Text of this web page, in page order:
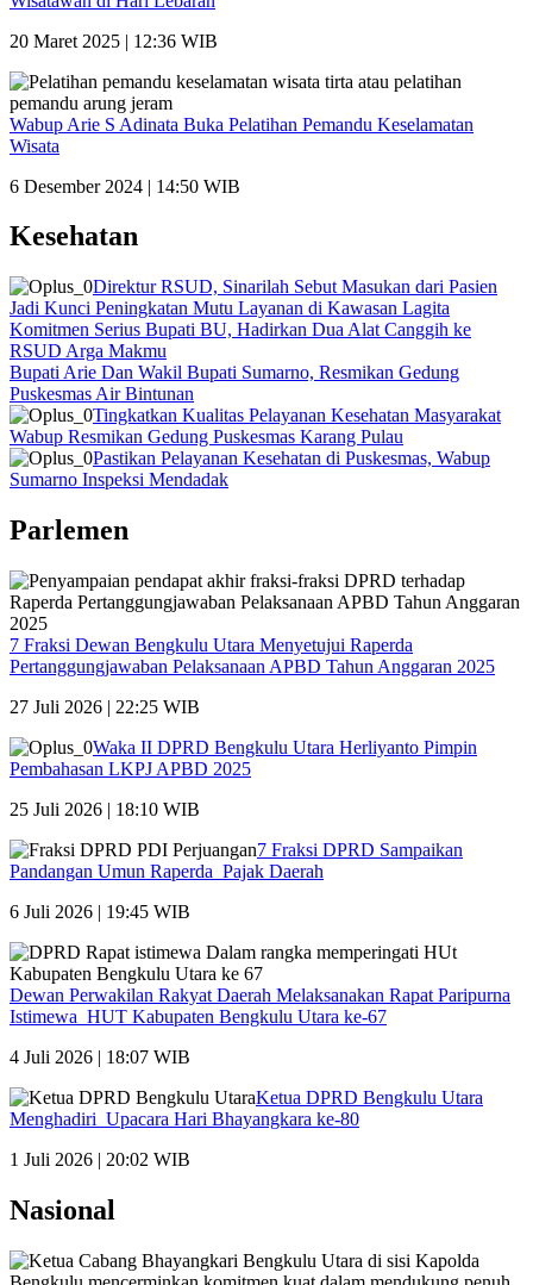
20 Maret 2025 | 12:36 WIB
Wabup Arie S Adinata Buka Pelatihan Pemandu Keselamatan
Wisata
6 Desember 2024 | 14:50 WIB
Kesehatan
Direktur RSUD, Sinarilah Sebut Masukan dari Pasien
Jadi Kunci Peningkatan Mutu Layanan di Kawasan Lagita
Komitmen Serius Bupati BU, Hadirkan Dua Alat Canggih ke
RSUD Arga Makmu
Bupati Arie Dan Wakil Bupati Sumarno, Resmikan Gedung
Puskesmas Air Bintunan
Tingkatkan Kualitas Pelayanan Kesehatan Masyarakat
Wabup Resmikan Gedung Puskesmas Karang Pulau
Pastikan Pelayanan Kesehatan di Puskesmas, Wabup
Sumarno Inspeksi Mendadak
Parlemen
7 Fraksi Dewan Bengkulu Utara Menyetujui Raperda
Pertanggungjawaban Pelaksanaan APBD Tahun Anggaran 2025
27 Juli 2026 | 22:25 WIB
Waka II DPRD Bengkulu Utara Herliyanto Pimpin
Pembahasan LKPJ APBD 2025
25 Juli 2026 | 18:10 WIB
7 Fraksi DPRD Sampaikan
Pandangan Umun Raperda Pajak Daerah
6 Juli 2026 | 19:45 WIB
Dewan Perwakilan Rakyat Daerah Melaksanakan Rapat Paripurna
Istimewa HUT Kabupaten Bengkulu Utara ke-67
4 Juli 2026 | 18:07 WIB
Ketua DPRD Bengkulu Utara
Menghadiri Upacara Hari Bhayangkara ke-80
1 Juli 2026 | 20:02 WIB
Nasional